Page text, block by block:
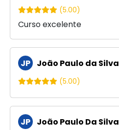
(5.00)
Curso excelente
JP João Paulo da Silva
(5.00)
JP João Paulo Da Silva